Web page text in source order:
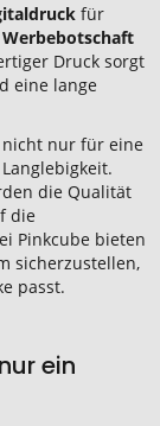
für
Werbebotschaft
Druck sorgt
eine lange
nicht nur für eine
die Qualität
die
Pinkcube bieten
sicherzustellen,
passt.
ein